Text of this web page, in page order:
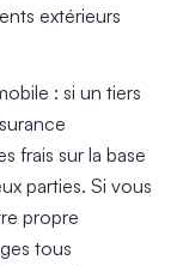
extérieurs
: si un tiers
frais sur la base
parties. Si vous
propre
tous